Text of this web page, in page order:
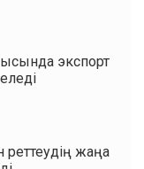
экспорт
жаңа